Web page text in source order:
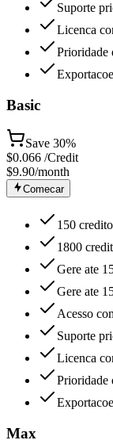
Suporte
Licenca
Prioridade
Basic
Save 30%
$0.066 /Credit
$9.90/month
Comecar
150
1800
Gere ate
Gere ate
Acesso
Suporte
Licenca
Prioridade
Max